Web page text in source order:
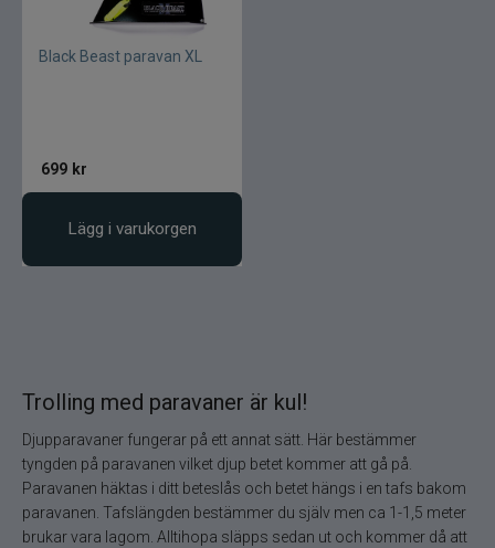
Black Beast paravan XL
699 kr
Lägg i varukorgen
Trolling med paravaner är kul!
Djupparavaner fungerar på ett annat sätt. Här bestämmer
tyngden på paravanen vilket djup betet kommer att gå på.
Paravanen häktas i ditt beteslås och betet hängs i en tafs bakom
paravanen. Tafslängden bestämmer du själv men ca 1-1,5 meter
brukar vara lagom. Alltihopa släpps sedan ut och kommer då att